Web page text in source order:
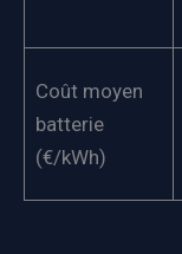
Coût moyen
batterie
(€/kWh)